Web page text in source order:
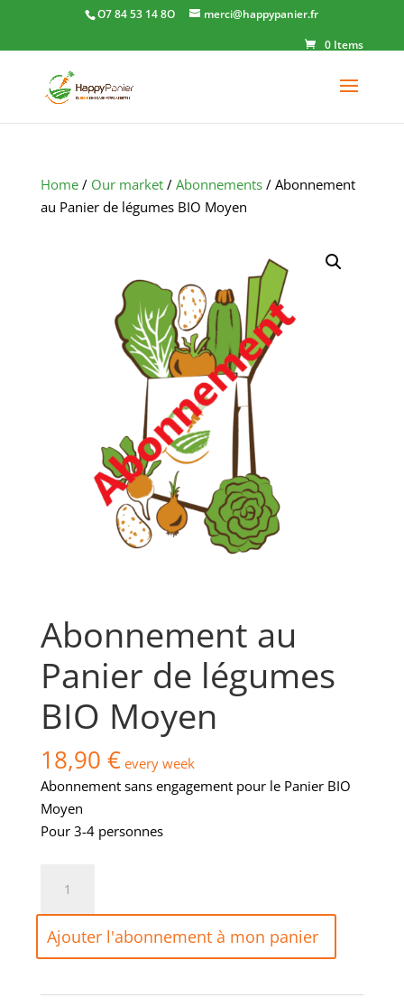
O7 84 53 14 8O
merci@happypanier.fr
0 Items
Home/ Our market/ Abonnements/ Abonnement
au Panier de légumes BIO Moyen
Abonnement au
Panier de légumes
BIO Moyen
18,90 € every week
Abonnement sans engagement pour le Panier BIO
Moyen
Pour 3-4 personnes
Panier
de
légumes
Ajouter l'abonnement à mon panier